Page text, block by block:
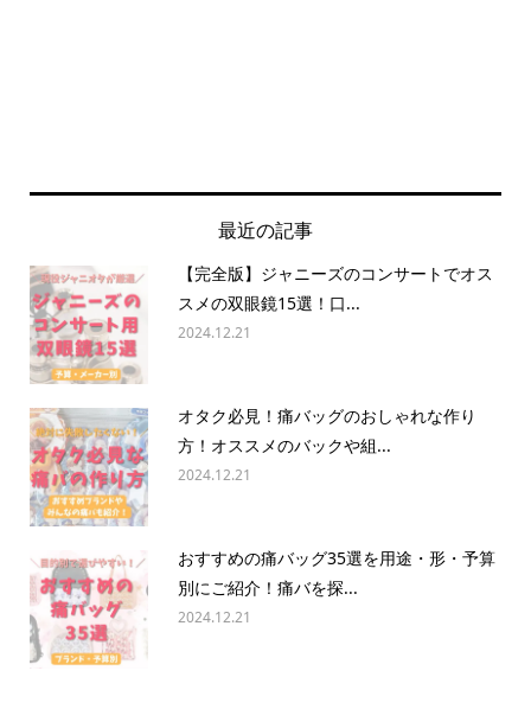
最近の記事
【完全版】ジャニーズのコンサートでオス
スメの双眼鏡15選！口...
2024.12.21
オタク必見！痛バッグのおしゃれな作り
方！オススメのバックや組...
2024.12.21
おすすめの痛バッグ35選を用途・形・予算
別にご紹介！痛バを探...
2024.12.21